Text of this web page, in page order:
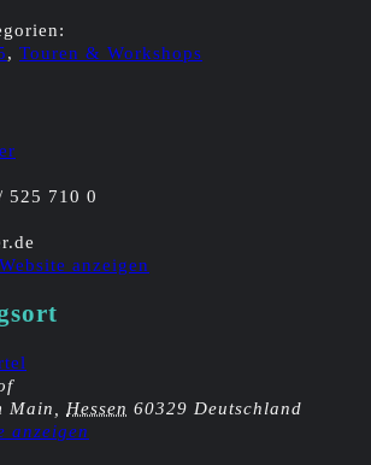
, Touren & Workshops
525 710 0
anzeigen
Main
Hessen 60329 Deutschland
anzeigen